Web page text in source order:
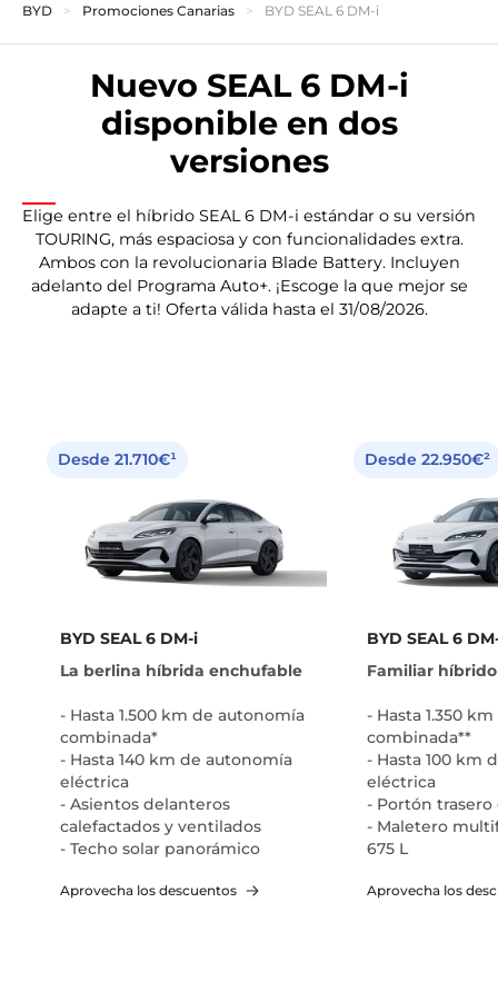
BYD Promociones Canarias BYD SEAL 6 DM-i
Nuevo SEAL 6 DM-i
disponible en dos
versiones
Elige entre el híbrido SEAL 6 DM-i estándar o su versión
TOURING, más espaciosa y con funcionalidades extra.
Ambos con la revolucionaria Blade Battery. Incluyen
adelanto del Programa Auto+. ¡Escoge la que mejor se
adapte a ti! Oferta válida hasta el 31/08/2026.
Desde 21.710€¹
BYD SEAL 6 DM-i
La berlina híbrida enchufable
- Hasta 1.500 km de autonomía
combinada*
- Hasta 140 km de autonomía
eléctrica
- Asientos delanteros
calefactados y ventilados
- Techo solar panorámico
Aprovecha los descuentos
Desde 22.950€²
BYD SEAL 6
Familiar
- Hasta 1.350
combinada**
- Hasta 100 km
eléctrica
- Portón
- Maletero
675 L
Aprovecha los